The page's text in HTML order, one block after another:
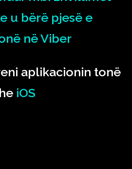
u bërë pjesë e
në Viber
aplikacionin tonë
iOS